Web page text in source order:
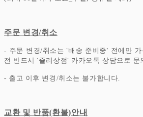
주문 변경/취소
- 주문 변경/취소는 '배송 준비중' 전에만
전 반드시 '쥴리상점' 카카오톡 상담으로 문
- 출고 이후 변경/취소는 불가합니다.
교환 및 반품(환불)안내